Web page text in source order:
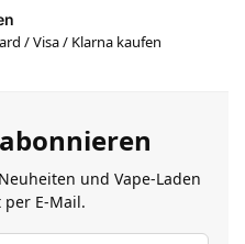
/ Visa / Klarna kaufen
und Vape-Laden
E-Mail.